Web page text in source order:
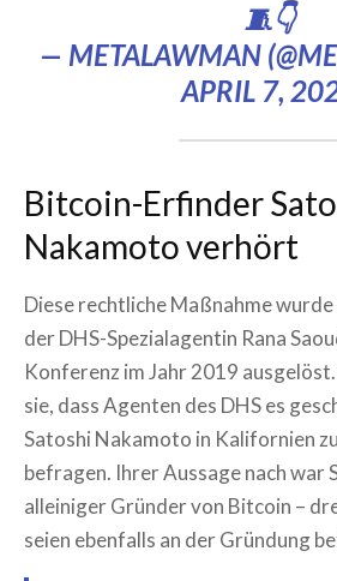
🧵👇
— METALAWMAN
APRIL 7,
Bitcoin-Erfinder
Nakamoto verhört
Diese rechtliche Maßnahme
der DHS-Spezialagentin Rana
Konferenz im Jahr 2019
sie, dass Agenten des DHS es
Satoshi Nakamoto in Kalifornien
befragen. Ihrer Aussage nach war
alleiniger Gründer von Bitcoin –
seien ebenfalls an der Gründung